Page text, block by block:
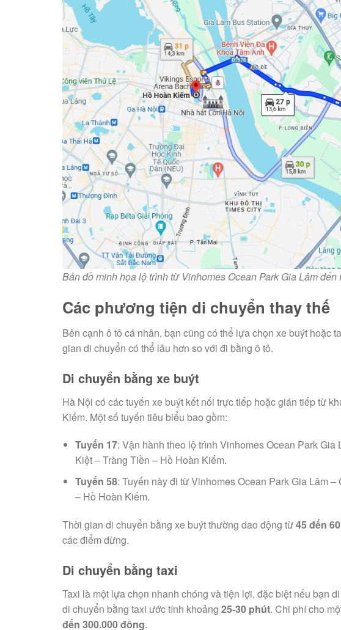
Bản đồ minh họa lộ trình từ Vinhomes Ocean Park Gia Lâm
Các phương tiện di chuyển thay thế
Bên cạnh ô tô cá nhân, bạn cũng có thể lựa chọn xe buýt hoặc
gian di chuyển có thể lâu hơn so với đi bằng ô tô.
Di chuyển bằng xe buýt
Hà Nội có các tuyến xe buýt kết nối trực tiếp hoặc gián tiếp từ
Kiếm. Một số tuyến tiêu biểu bao gồm:
Tuyến 17: Vận hành theo lộ trình Vinhomes Ocean Park
Kiệt – Tràng Tiền – Hồ Hoàn Kiếm.
Tuyến 58: Tuyến này đi từ Vinhomes Ocean Park Gia Lâm
– Hồ Hoàn Kiếm.
Thời gian di chuyển bằng xe buýt thường dao động từ45 đến
các điểm dừng.
Di chuyển bằng taxi
Taxi là một lựa chọn nhanh chóng và tiện lợi, đặc biệt nếu bạn
di chuyển bằng taxi ước tính khoảng 25-30 phút. Chi phí cho
đến 300.000 đồng.